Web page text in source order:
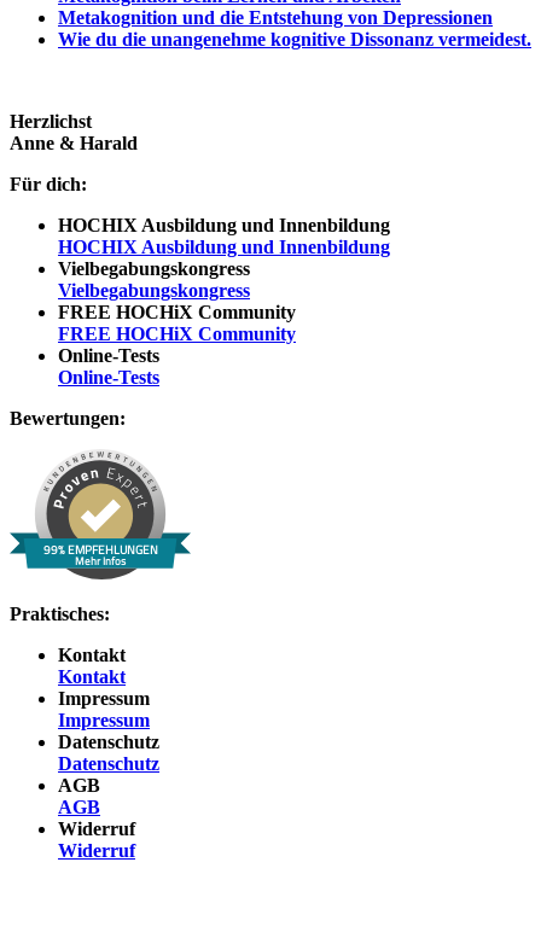
Metakognition und die Entstehung von Depressionen
Wie du die unangenehme kognitive Dissonanz vermeidest.
Herzlichst
Anne & Harald
Für dich:
HOCHIX Ausbildung und Innenbildung
HOCHIX Ausbildung und Innenbildung
Vielbegabungskongress
Vielbegabungskongress
FREE HOCHiX Community
FREE HOCHiX Community
Online-Tests
Online-Tests
Bewertungen:
99% EMPFEHLUNGEN
Mehr Infos
Praktisches:
Kontakt
Kontakt
Impressum
Impressum
Datenschutz
Datenschutz
AGB
AGB
Widerruf
Widerruf